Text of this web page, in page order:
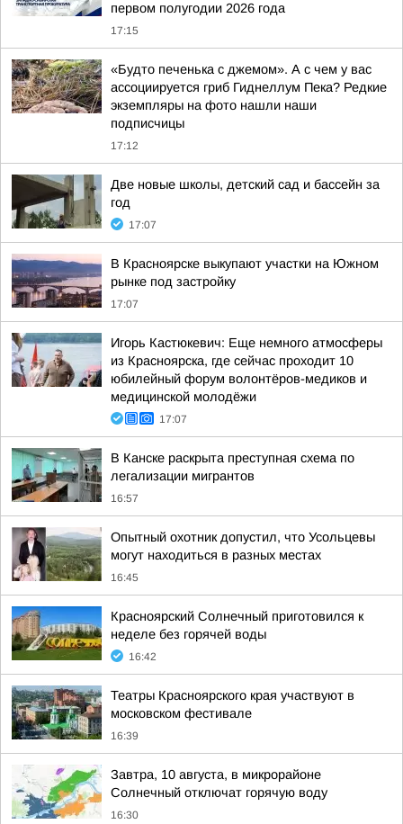
первом полугодии 2026 года
17:15
«Будто печенька с джемом». А с чем у вас
ассоциируется гриб Гиднеллум Пека? Редкие
экземпляры на фото нашли наши
подписчицы
17:12
Две новые школы, детский сад и бассейн за
год
17:07
В Красноярске выкупают участки на Южном
рынке под застройку
17:07
Игорь Кастюкевич: Еще немного атмосферы
из Красноярска, где сейчас проходит 10
юбилейный форум волонтёров-медиков и
медицинской молодёжи
17:07
В Канске раскрыта преступная схема по
легализации мигрантов
16:57
Опытный охотник допустил, что Усольцевы
могут находиться в разных местах
16:45
Красноярский Солнечный приготовился к
неделе без горячей воды
16:42
Театры Красноярского края участвуют в
московском фестивале
16:39
Завтра, 10 августа, в микрорайоне
Солнечный отключат горячую воду
16:30